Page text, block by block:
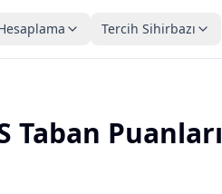
Tercih Sihirbazı
Puanları